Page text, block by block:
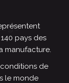
pays des
manufacture.
de
le monde